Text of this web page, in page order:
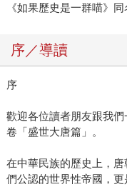
《如果歷史是一群喵》
序／導讀
序
歡迎各位讀者朋友跟我
卷「盛世大唐篇」。
在中華民族的歷史上，
們公認的世界性帝國，